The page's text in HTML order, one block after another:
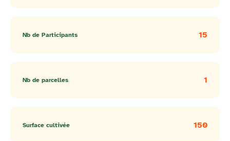
Nb de Participants 15
Nb de parcelles 1
Surface cultivée 150